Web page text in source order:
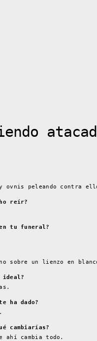
ovnis peleando contra
reír?
tu funeral?
sobre un lienzo en
ideal?
ha dado?
cambiarías?
ahí cambia todo.